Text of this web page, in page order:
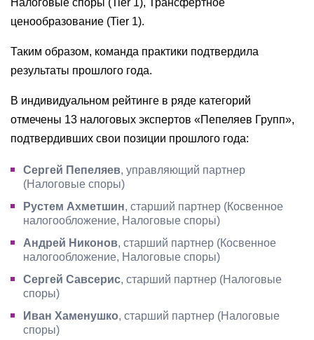
Налоговые споры (Tier 1), Трансфертное
ценообразование (Tier 1).
Таким образом, команда практики подтвердила
результаты прошлого года.
В индивидуальном рейтинге в ряде категорий
отмечены 13 налоговых экспертов «Пепеляев Групп»,
подтвердивших свои позиции прошлого года:
Сергей Пепеляев, управляющий партнер
(Налоговые споры)
Рустем Ахметшин, старший партнер (Косвенное
налогообложение, Налоговые споры)
Андрей Никонов, старший партнер (Косвенное
налогообложение, Налоговые споры)
Сергей Савсерис, старший партнер (Налоговые
споры)
Иван Хаменушко, старший партнер (Налоговые
споры)